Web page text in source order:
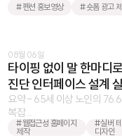
#펜션 홍보영상 #숏폼 광고
08월 06일
타이핑 없이 말 한마디
진단 인터페이스 설계
요약 - 65세 이상 노인의
복잡 ...
#웹접근성 홈페이지
제작
#실버
디자인